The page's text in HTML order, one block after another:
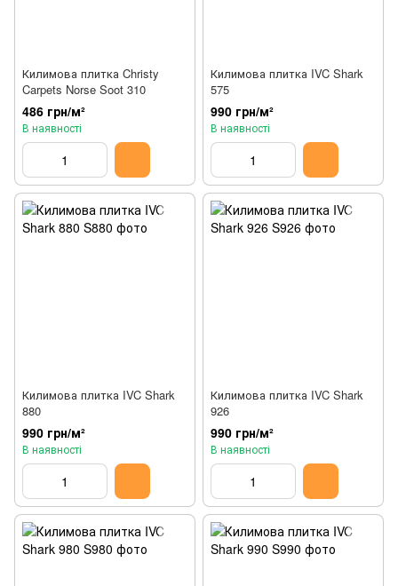
Килимова плитка Christy
Carpets Norse Soot 310
486 грн/м²
В наявності
Килимова плитка IVC Shark
575
990 грн/м²
В наявності
Килимова плитка IVC Shark
880
990 грн/м²
В наявності
Килимова плитка IVC Shark
926
990 грн/м²
В наявності